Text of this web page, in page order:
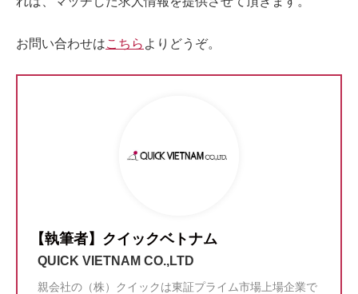
お問い合わせはこちら よりどうぞ。
【執筆者】クイックベトナム
QUICK VIETNAM CO.,LTD
親会社の（株）クイックは東証プライム市場上場企業で